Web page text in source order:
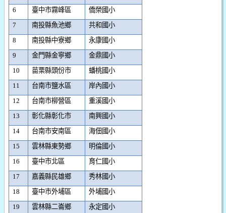
6
臺中市霧峰區
僑榮國小
7
南投縣魚池鄉
共和國小
8
南投縣中寮鄉
永康國小
9
金門縣金寧鄉
金鼎國小
10
苗栗縣頭份市
蟠桃國小
11
台南市鹽水區
岸內國小
12
台南市柳營區
重溪國小
13
彰化縣彰化市
南興國小
14
台南市安南區
海佃國小
15
雲林縣東勢鄉
明倫國小
16
臺中市北區
育仁國小
17
嘉義縣民雄鄉
秀林國小
18
臺中市外埔區
外埔國小
19
雲林縣二崙鄉
永定國小